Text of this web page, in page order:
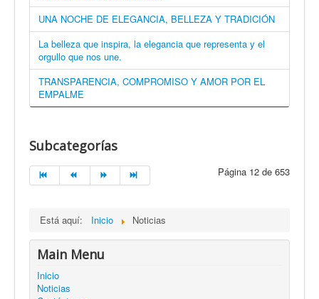
UNA NOCHE DE ELEGANCIA, BELLEZA Y TRADICIÓN
La belleza que inspira, la elegancia que representa y el
orgullo que nos une.
TRANSPARENCIA, COMPROMISO Y AMOR POR EL
EMPALME
Subcategorías
Página 12 de 653
Está aquí: Inicio Noticias
Main Menu
Inicio
Noticias